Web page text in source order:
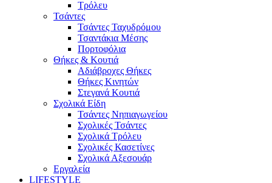
Τρόλευ
Τσάντες
Τσάντες Ταχυδρόμου
Τσαντάκια Μέσης
Πορτοφόλια
Θήκες & Κουτιά
Αδιάβροχες Θήκες
Θήκες Κινητών
Στεγανά Κουτιά
Σχολικά Είδη
Τσάντες Νηπιαγωγείου
Σχολικές Τσάντες
Σχολικά Τρόλευ
Σχολικές Κασετίνες
Σχολικά Αξεσουάρ
Εργαλεία
LIFESTYLE